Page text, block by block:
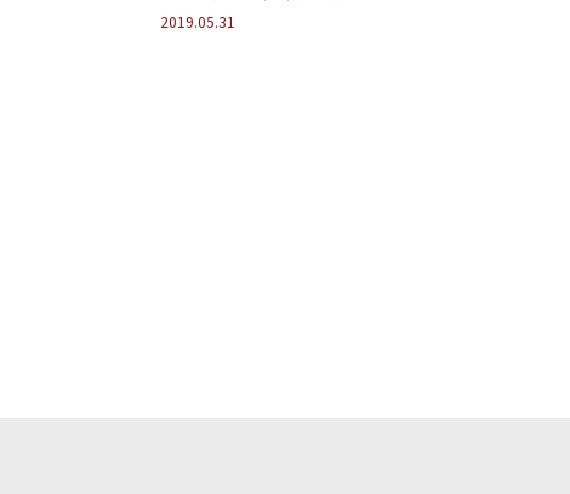
滿屋子都是血跡，幾乎都要把頭砍斷了還要虐屍！
2019.05.31